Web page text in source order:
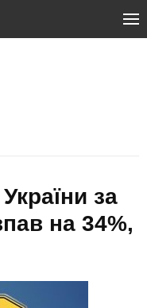
за
на 34%,